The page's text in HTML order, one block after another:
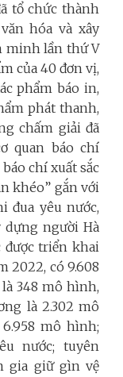
tổ chức thành
hóa và xây
minh lần thứ V
của 40 đơn vị,
phẩm báo in,
phát thanh,
chấm giải đã
quan báo chí
chí xuất sắc
khéo” gắn với
đua yêu nước,
dựng người Hà
triển khai
2022, có 9.608
348 mô hình,
là 2.302 mô
mô hình;
nước; tuyên
gia giữ gìn vệ